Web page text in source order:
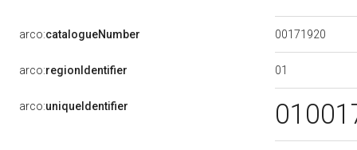
arco:catalogueNumber 00171920
arco:regionIdentifier 01
arco:uniqueIdentifier